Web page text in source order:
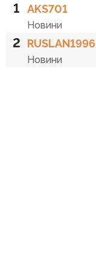
1 AKS701
Новини
2 RUSLAN1996
Новини